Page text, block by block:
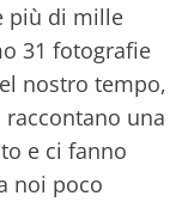
più di mille
31 fotografie
nostro tempo,
una
e ci fanno
noi poco